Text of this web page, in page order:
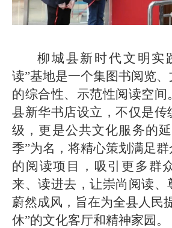
柳城县新时代文明实
读”基地是一个集图书阅览
的综合性、示范性阅读空间
县新华书店设立，不仅是传
级，更是公共文化服务的
季”为名，将精心策划满足
的阅读项目，吸引更多群
来、读进去，让崇尚阅读、
蔚然成风，旨在为全县人民
休”的文化客厅和精神家园。